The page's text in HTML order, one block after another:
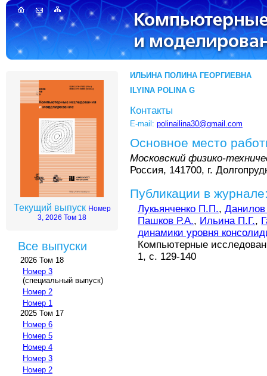
Текущий выпуск Номер
3, 2026 Том 18
Все выпуски
2026 Том 18
Номер 3
(специальный выпуск)
Номер 2
Номер 1
2025 Том 17
Номер 6
Номер 5
Номер 4
Номер 3
Номер 2
ИЛЬИНА ПОЛИНА ГЕОРГИЕВНА
ILYINA POLINA G
Контакты
E-mail: polinailina30@gmail.com
Основное место
Московский физико-
Россия, 141700, г.
Публикации в
Лукьянченко П.П.,
Пашков Р.А., Ильина П.Г.,
динамики уровня
Компьютерные
1, с. 129-140